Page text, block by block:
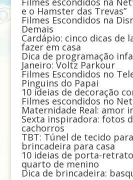
e o Hamster das Trevas”
Filmes Escondidos na
Demais
Cardápio: cinco dicas de
fazer em casa
Dica de programação
Janeiro: Voltz Parkour
Filmes Escondidos no
Pinguins do Papai
10 ideias de decoração
Filmes escondidos no
Maternidade Real: amor
Sexta inspiradora: fotos
cachorros
TBT: Túnel de tecido
brincadeira para casa
10 ideias de porta-
quarto de menino
Dica de brincadeira: